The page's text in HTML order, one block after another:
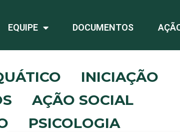
EQUIPE DOCUMENTOS
INICIAÇÃO
AÇÃO SOCIAL
PSICOLOGIA